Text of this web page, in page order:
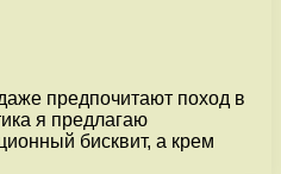
предпочитают поход в
я предлагаю
бисквит, а крем